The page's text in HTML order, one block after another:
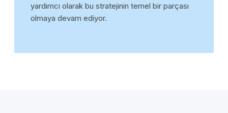
yardımcı olarak bu stratejinin temel bir parçası
olmaya devam ediyor.